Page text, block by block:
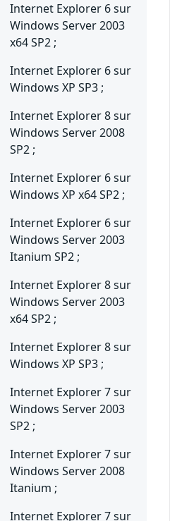
Internet Explorer 6 sur
Windows Server 2003
x64 SP2 ;
Internet Explorer 6 sur
Windows XP SP3 ;
Internet Explorer 8 sur
Windows Server 2008
SP2 ;
Internet Explorer 6 sur
Windows XP x64 SP2 ;
Internet Explorer 6 sur
Windows Server 2003
Itanium SP2 ;
Internet Explorer 8 sur
Windows Server 2003
x64 SP2 ;
Internet Explorer 8 sur
Windows XP SP3 ;
Internet Explorer 7 sur
Windows Server 2003
SP2 ;
Internet Explorer 7 sur
Windows Server 2008
Itanium ;
Internet Explorer 7 sur